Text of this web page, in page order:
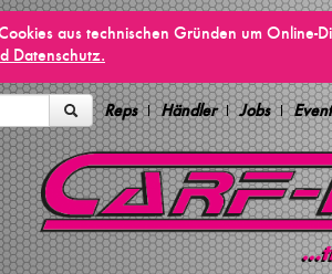
aus technischen Gründen um Online-
Datenschutz.
Reps Händler Jobs